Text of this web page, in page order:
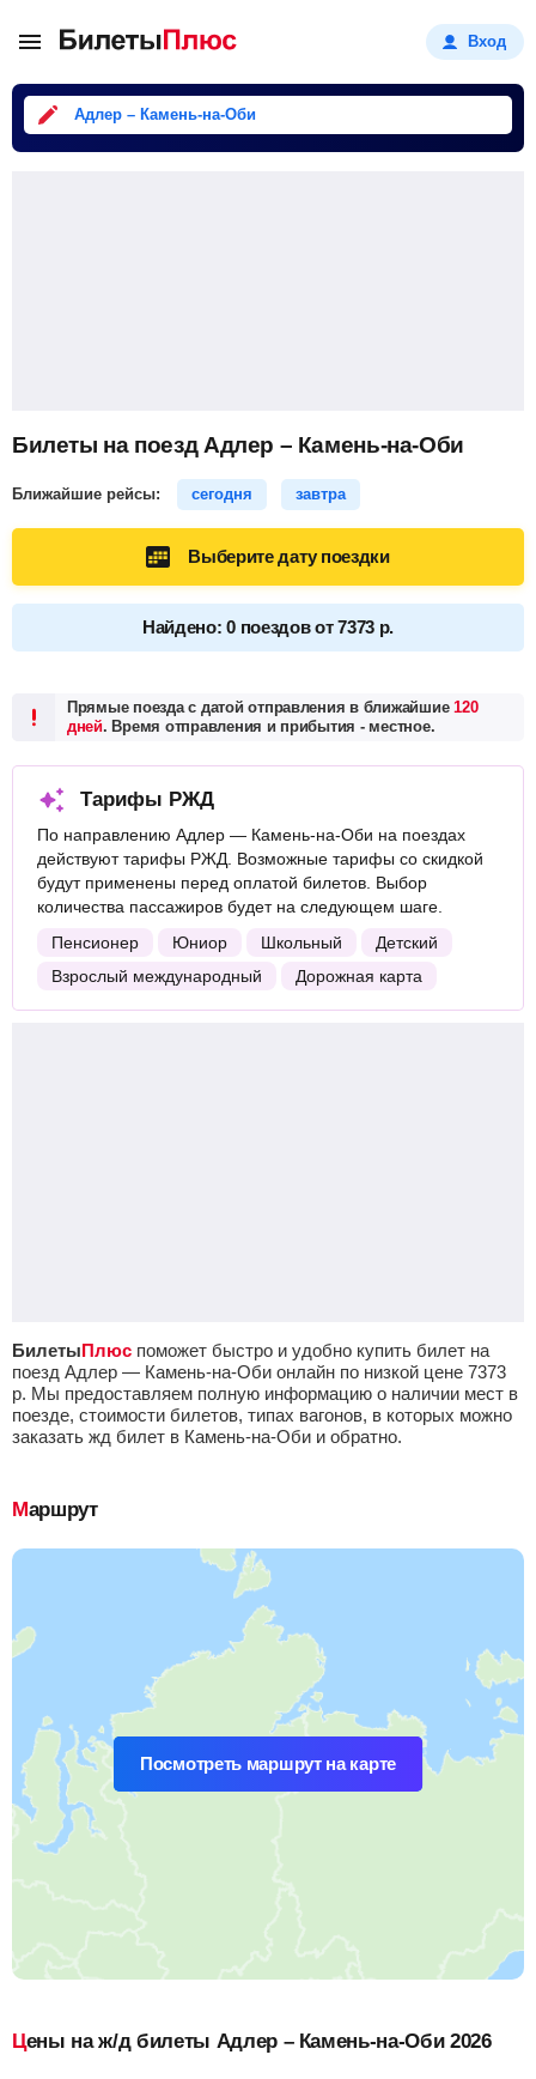
Вход
Адлер – Камень-на-Оби
Билеты на поезд Адлер – Камень-на-Оби
Ближайшие рейсы: сегодня завтра
Выберите дату поездки
Найдено: 0 поездов от 7373 р.
Прямые поезда с датой отправления в ближайшие120
дней. Время отправления и прибытия - местное.
Тарифы РЖД
По направлению Адлер — Камень-на-Оби на поездах
действуют тарифы РЖД. Возможные тарифы со скидкой
будут применены перед оплатой билетов. Выбор
количества пассажиров будет на следующем шаге.
Пенсионер
Юниор Школьный
Детский
Взрослый международный
Дорожная карта
БилетыПлюс поможет быстро и удобно купить билет на
поезд Адлер — Камень-на-Оби онлайн по низкой цене 7373
р. Мы предоставляем полную информацию о наличии мест в
поезде, стоимости билетов, типах вагонов, в которых можно
заказать жд билет в Камень-на-Оби и обратно.
Маршрут
Посмотреть маршрут на карте
Цены на ж/д билеты Адлер – Камень-на-Оби 2026